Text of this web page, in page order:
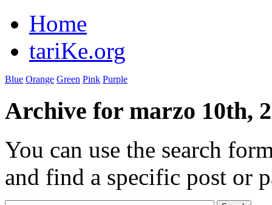
Home
tariKe.org
Blue Orange Green Pink Purple
Archive for marzo 10th,
You can use the search
and find a specific post or